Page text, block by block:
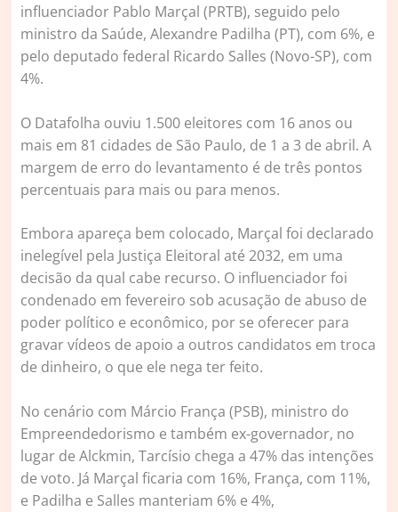
influenciador Pablo Marçal (PRTB), seguido pelo
ministro da Saúde, Alexandre Padilha (PT), com 6%, e
pelo deputado federal Ricardo Salles (Novo-SP), com
4%.
O Datafolha ouviu 1.500 eleitores com 16 anos ou
mais em 81 cidades de São Paulo, de 1 a 3 de abril. A
margem de erro do levantamento é de três pontos
percentuais para mais ou para menos.
Embora apareça bem colocado, Marçal foi declarado
inelegível pela Justiça Eleitoral até 2032, em uma
decisão da qual cabe recurso. O influenciador foi
condenado em fevereiro sob acusação de abuso de
poder político e econômico, por se oferecer para
gravar vídeos de apoio a outros candidatos em troca
de dinheiro, o que ele nega ter feito.
No cenário com Márcio França (PSB), ministro do
Empreendedorismo e também ex-governador, no
lugar de Alckmin, Tarcísio chega a 47% das intenções
de voto. Já Marçal ficaria com 16%, França, com 11%,
e Padilha e Salles manteriam 6% e 4%,